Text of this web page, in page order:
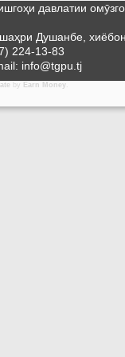
давлатии
Душанбе,
224-13-83
info@tgpu.tj
by Earn Money